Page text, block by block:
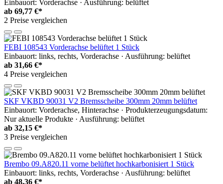
Einbauort: Vorderachse · Ausführung: belüftet
ab 69,77 €*
2 Preise vergleichen
FEBI 108543 Vorderachse belüftet 1 Stück
Einbauort: links, rechts, Vorderachse · Ausführung: belüftet
ab 31,66 €*
4 Preise vergleichen
SKF VKBD 90031 V2 Bremsscheibe 300mm 20mm belüftet
Einbauort: Vorderachse, Hinterachse · Produkterzeugungsdatum:
Nur aktuelle Produkte · Ausführung: belüftet
ab 32,15 €*
3 Preise vergleichen
Brembo 09.A820.11 vorne belüftet hochkarbonisiert 1 Stück
Einbauort: links, rechts, Vorderachse · Ausführung: belüftet
ab 48,36 €*